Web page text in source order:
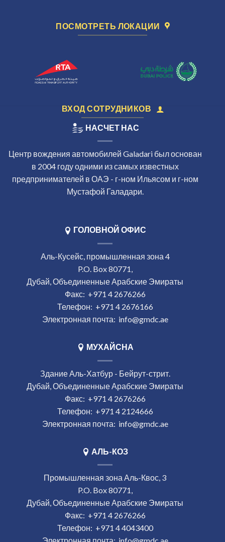
ПОСМОТРЕТЬ ЛОКАЦИИ
ВХОД СОТРУДНИКОВ
НАСЧЕТ НАС
Центр вождения автомобилей Galadari был основан
в 2004 году одними из самых известных
предпринимателей в ОАЭ - г-ном Ильясом и г-ном
Мустафой Галадари.
ГОЛОВНОЙ ОФИС
Аль-Кусейс, промышленная зона 4
P.O. Box 80771,
Дубай, Объединенные Арабские Эмираты
Факс: +971 4 2676266
Телефон: +971 4 2676166
Электронная почта: info@gmdc.ae
МУХАЙСНА
Здание Аль-Хатбур - Бейрут-стрит.
Дубай, Объединенные Арабские Эмираты
Факс: +971 4 2676266
Телефон: +971 4 2124666
Электронная почта: info@gmdc.ae
АЛЬ-КОЗ
Промышленная зона Аль-Квос, 3
P.O. Box 80771,
Дубай, Объединенные Арабские Эмираты
Факс: +971 4 2676266
Телефон: +971 4 4043400